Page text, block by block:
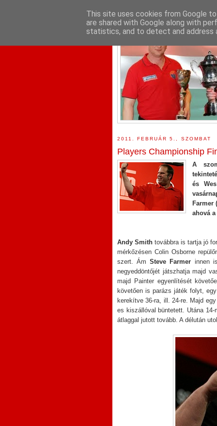
2011. FEBRUÁR 5., SZOMBAT
Players Championship
A
és
Farmer
ahová
Andy Smith továbbra is tartja jó
mérkőzésen Colin Osborne
szert. ÁmSteve Farmer innen
negyeddöntőjét játszhatja majd
majd Painter egyenlítését
követően is parázs játék folyt,
kerekítve 36-ra, ill. 24-re. Majd
es kiszállóval büntetett. Utána
átlaggal jutott tovább. A délután
This site uses cookies from Google
are shared with Google along with
statistics, and to detect and address